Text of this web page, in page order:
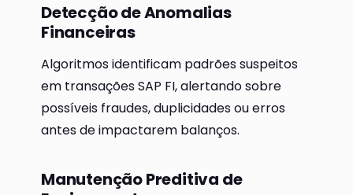
Detecção de Anomalias
Financeiras
Algoritmos identificam padrões suspeitos
em transações SAP FI, alertando sobre
possíveis fraudes, duplicidades ou erros
antes de impactarem balanços.
Manutenção Preditiva de